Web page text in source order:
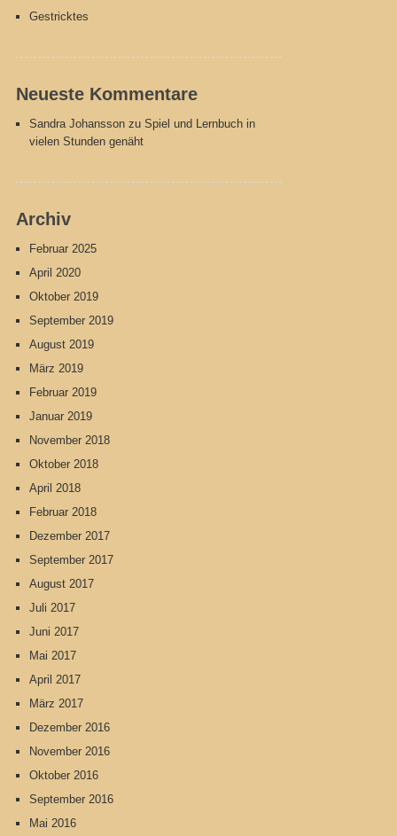
Gestricktes
Neueste Kommentare
Sandra Johanssonzu Spiel und Lernbuch in
vielen Stunden genäht
Archiv
Februar 2025
April 2020
Oktober 2019
September 2019
August 2019
März 2019
Februar 2019
Januar 2019
November 2018
Oktober 2018
April 2018
Februar 2018
Dezember 2017
September 2017
August 2017
Juli 2017
Juni 2017
Mai 2017
April 2017
März 2017
Dezember 2016
November 2016
Oktober 2016
September 2016
Mai 2016